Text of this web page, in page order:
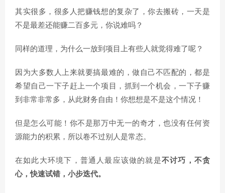
其实很多，很多人把赚钱想的复杂了，你去搬砖，一天是
不是最差还能赚二百多元，你说难吗？
同样的道理，为什么一放到项目上有些人就觉得难了呢？
因为大多数人上来就要搞最难的，做自己不匹配的，都是
希望自己一下子赶上一个项目，抓到一个机会，一下子赚
到非常非常多，从此财务自由！你想想是不是这个情况！
但是怎么可能！你不是那万中无一的奇才，也没有任何资
源能力的积累，所以卷不过别人是常态。
在如此大环境下，普通人最应该做的就是不讨巧，不贪
心，快速试错，小步迭代。